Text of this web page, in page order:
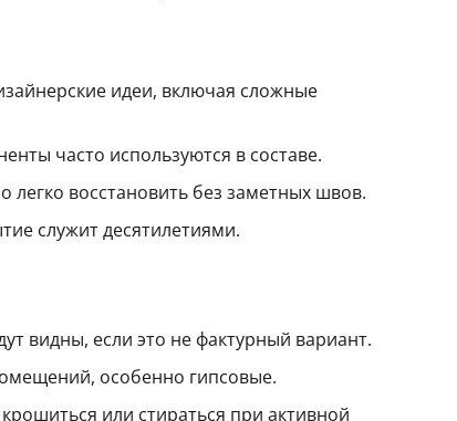
идеи, включая сложные
часто используются в составе.
восстановить без заметных швов.
служит десятилетиями.
видны, если это не фактурный вариант.
особенно гипсовые.
или стираться при активной